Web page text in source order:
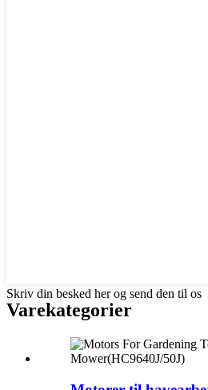
Skriv din besked her og send den til os
Varekategorier